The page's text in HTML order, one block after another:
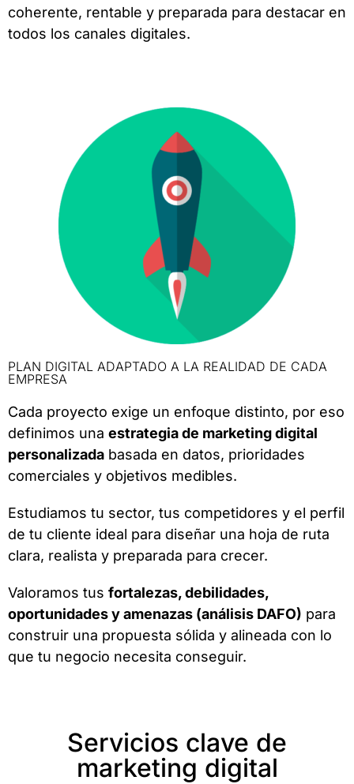
coherente, rentable y preparada para destacar en
todos los canales digitales.
PLAN DIGITAL ADAPTADO A LA REALIDAD DE CADA
EMPRESA
Cada proyecto exige un enfoque distinto, por eso
definimos una estrategia de marketing digital
personalizada basada en datos, prioridades
comerciales y objetivos medibles.
Estudiamos tu sector, tus competidores y el perfil
de tu cliente ideal para diseñar una hoja de ruta
clara, realista y preparada para crecer.
Valoramos tus fortalezas, debilidades,
oportunidades y amenazas (análisis DAFO) para
construir una propuesta sólida y alineada con lo
que tu negocio necesita conseguir.
Servicios clave de
marketing digital